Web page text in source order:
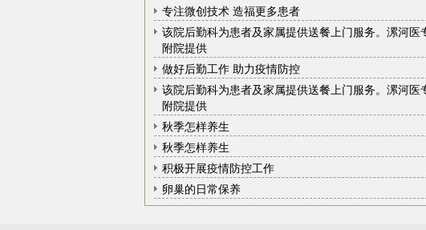
专注微创技术 造福更多患者
该院后勤科为患者及家属提供送餐上门服务。漯河医
附院提供
做好后勤工作 助力疫情防控
该院后勤科为患者及家属提供送餐上门服务。漯河医
附院提供
秋季怎样养生
秋季怎样养生
积极开展疫情防控工作
卵巢的日常保养